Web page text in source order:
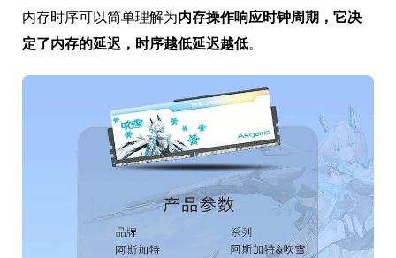
内存时序可以简单理解为内存操作响应时钟周期，它决
定了内存的延迟，时序越低延迟越低。